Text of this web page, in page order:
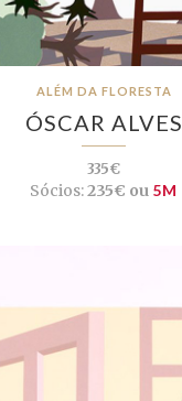
ALÉM DA FLORESTA
ÓSCAR ALVES
335€
Sócios:235€ ou 5M